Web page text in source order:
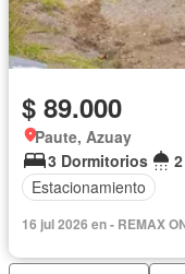
$ 89.000
Paute, Azuay
3 Dormitorios
Estacionamiento
16 jul 2026 en - REMAX